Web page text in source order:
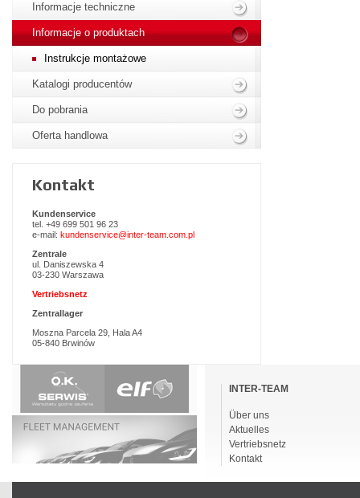
Informacje techniczne
Informacje o produktach
Instrukcje montażowe
Katalogi producentów
Do pobrania
Oferta handlowa
Kontakt
Kundenservice
tel. +49 699 501 96 23
e-mail: kundenservice@inter-team.com.pl
Zentrale
ul. Daniszewska 4
03-230 Warszawa
Vertriebsnetz
Zentrallager
Moszna Parcela 29, Hala A4
05-840 Brwinów
überspringen
INTER-TEAM
Über uns
Aktuelles
Vertriebsnetz
Kontakt